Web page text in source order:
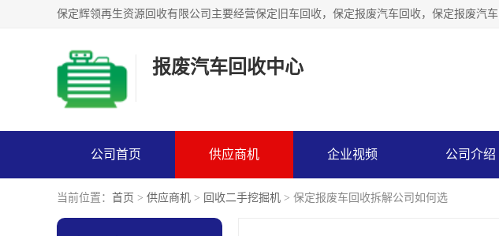
报废汽车回收中心
公司首页 供应商机 企业视频 公司介绍
当前位置： 首页 > 供应商机 > 回收二手挖掘机 > 保定报废车回收拆解公司如何选